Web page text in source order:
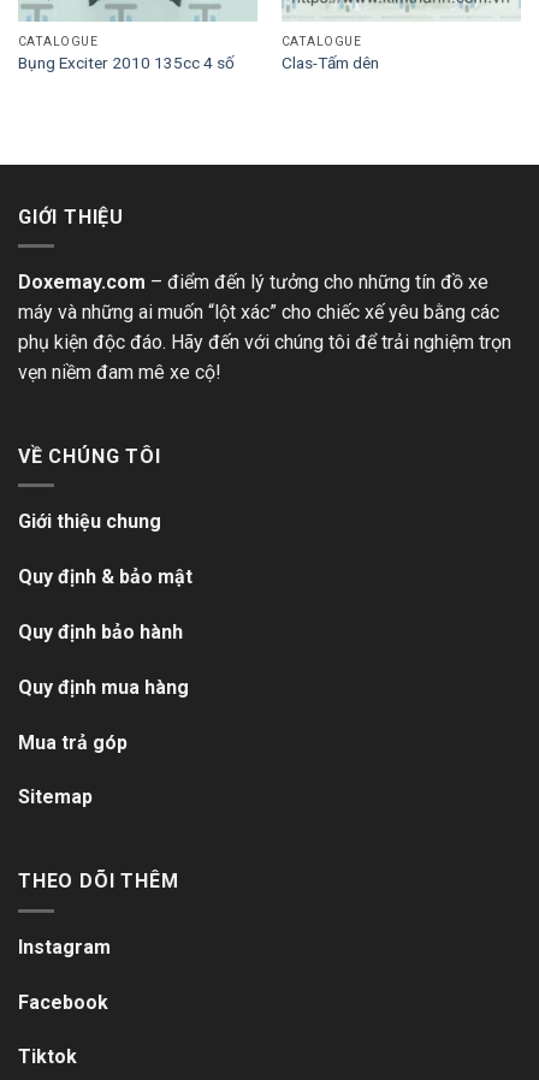
CATALOGUE
Bụng Exciter 2010 135cc 4 số
CATALOGUE
Clas-Tấm dên
GIỚI THIỆU
Doxemay.com – điểm đến lý tưởng cho những tín đồ xe
máy và những ai muốn “lột xác” cho chiếc xế yêu bằng các
phụ kiện độc đáo. Hãy đến với chúng tôi để trải nghiệm trọn
vẹn niềm đam mê xe cộ!
VỀ CHÚNG TÔI
Giới thiệu chung
Quy định & bảo mật
Quy định bảo hành
Quy định mua hàng
Mua trả góp
Sitemap
THEO DÕI THÊM
Instagram
Facebook
Tiktok